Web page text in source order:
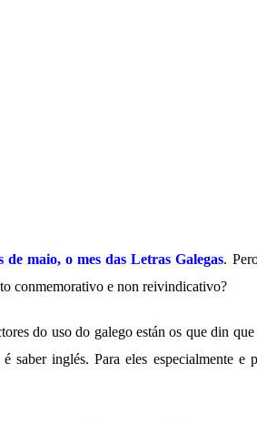
de maio, o mes das Letras Galegas.
conmemorativo e non reivindicativo?
do uso do galego están os que din
saber inglés. Para eles especialmente